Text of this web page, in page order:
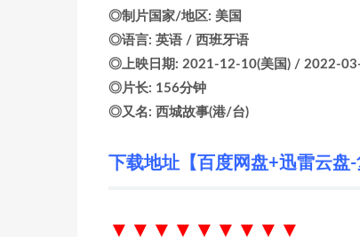
◎制片国家/地区: 美国
◎语言: 英语 / 西班牙语
◎上映日期: 2021-12-10(美国) / 2022-
◎片长: 156分钟
◎又名: 西城故事(港/台)
下载地址【百度网盘+迅雷云盘
▼▼▼▼▼▼ ▼▼▼